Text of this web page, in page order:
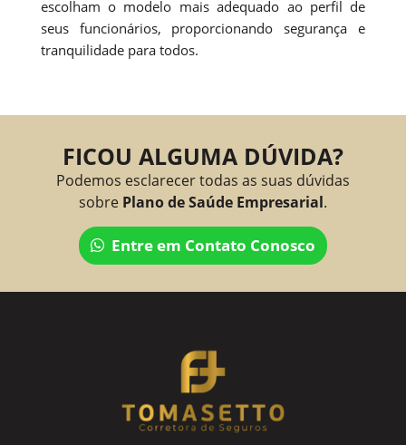
escolham o modelo mais adequado ao perfil de
seus funcionários, proporcionando segurança e
tranquilidade para todos.
FICOU ALGUMA DÚVIDA?
Podemos esclarecer todas as suas dúvidas
sobre Plano de Saúde Empresarial.
Entre em Contato Conosco